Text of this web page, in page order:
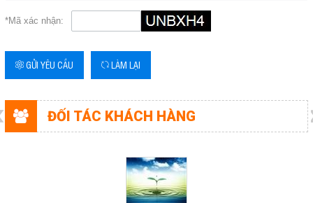
*Mã xác nhận:
GỬI YÊU CẦU LÀM LẠI
ĐỐI TÁC KHÁCH HÀNG
Nhắn tin
Mail
COPYRIGHT 2017. ALL RIGHTS RESERVED